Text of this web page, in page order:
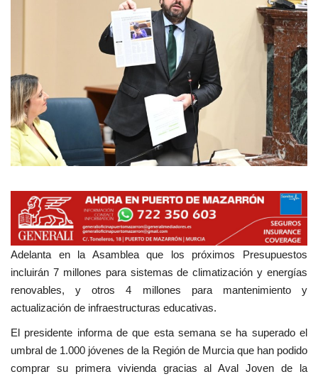
Mapa de Mazarrón
Vídeos
Galerías
Contacto
Empresas
Adelanta en la Asamblea que los próximos Presupuestos
incluirán 7 millones para sistemas de climatización y energías
renovables, y otros 4 millones para mantenimiento y
actualización de infraestructuras educativas.
El presidente informa de que esta semana se ha superado el
umbral de 1.000 jóvenes de la Región de Murcia que han podido
comprar su primera vivienda gracias al Aval Joven de la